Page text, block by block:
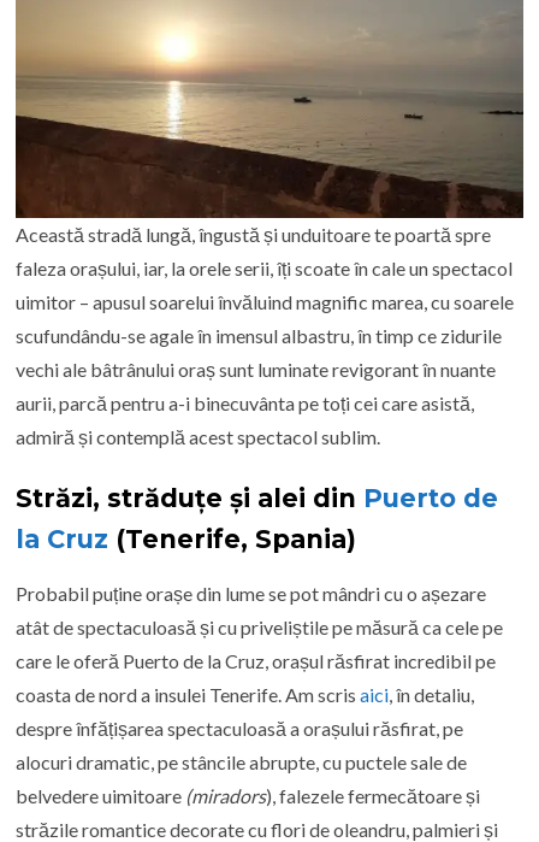
Această stradă lungă, îngustă și unduitoare te poartă spre
faleza orașului, iar, la orele serii, îți scoate în cale un spectacol
uimitor – apusul soarelui învăluind magnific marea, cu soarele
scufundându-se agale în imensul albastru, în timp ce zidurile
vechi ale bâtrânului oraș sunt luminate revigorant în nuante
aurii, parcă pentru a-i binecuvânta pe toți cei care asistă,
admiră și contemplă acest spectacol sublim.
Străzi, străduțe și alei din Puerto de
la Cruz (Tenerife, Spania)
Probabil puține orașe din lume se pot mândri cu o așezare
atât de spectaculoasă și cu priveliștile pe măsură ca cele pe
care le oferă Puerto de la Cruz, orașul răsfirat incredibil pe
coasta de nord a insulei Tenerife. Am scrisaici , în detaliu,
despre înfățișarea spectaculoasă a orașului răsfirat, pe
alocuri dramatic, pe stâncile abrupte, cu puctele sale de
belvedere uimitoare (miradors), falezele fermecătoare și
străzile romantice decorate cu flori de oleandru, palmieri și